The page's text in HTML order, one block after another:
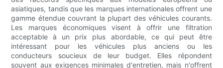
asiatiques, tandis que les marques internationales offrent une
gamme étendue couvrant la plupart des véhicules courants.
Les marques économiques visent à offrir une filtration
acceptable à un prix plus abordable, ce qui peut être
intéressant pour les véhicules plus anciens ou les
conducteurs soucieux de leur budget. Elles répondent
souvent aux exigences minimales d'entretien, mais n'offrent